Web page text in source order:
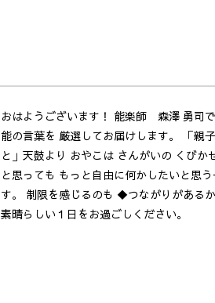
おはようございます！ 能楽師 森澤 勇司
能の言葉を 厳選してお届けします。 「親
と」天鼓より おやこは さんがいの くびか
と思っても もっと自由に何かしたいと思
す。 制限を感じるのも ◆つながりがある
素晴らしい１日をお過ごしください。